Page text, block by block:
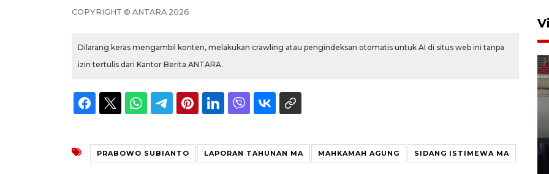
COPYRIGHT © ANTARA 2026
Dilarang keras mengambil konten, melakukan crawling atau pengindeksan otomatis untuk AI di situs web ini tanpa
izin tertulis dari Kantor Berita ANTARA.
PRABOWO SUBIANTO LAPORAN TAHUNAN MA MAHKAMAH AGUNG SIDANG ISTIMEWA MA
Polonia Medan diduga akibat
kebocoran gas - VIDEO